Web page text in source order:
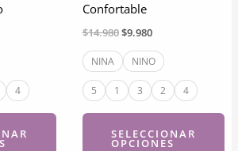
4
Confortable
$14.980El
original
era:
$14.980.
$9.980El
actual
es:
$9.980.
NINA NINO
5 1 3 2 4
SELECCIONAR
OPCIONES